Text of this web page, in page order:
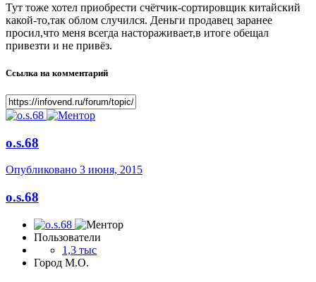
Тут тоже хотел приобрести счётчик-сортировщик китайский
какой-то,так облом случился. Деньги продавец заранее
просил,что меня всегда настораживает,в итоге обещал
привезти и не привёз.
Ссылка на комментарий
o.s.68
Опубликовано 3 июня, 2015
o.s.68
Пользователи
1,3 тыс
Город М.О.